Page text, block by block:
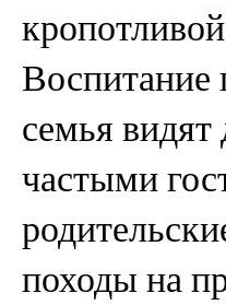
Воспитание
семья
частыми
походы на